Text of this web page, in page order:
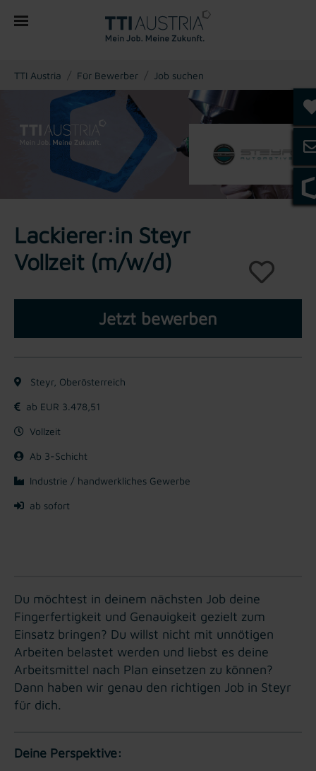
You are here:
TTI Austria Für Bewerber Job suchen
Lackierer:in Steyr
Vollzeit (m/w/d)
Jetzt bewerben
Steyr, Oberösterreich
ab EUR 3.478,51
Vollzeit
Ab 3-Schicht
Industrie / handwerkliches Gewerbe
ab sofort
Du möchtest in deinem nächsten Job deine
Fingerfertigkeit und Genauigkeit gezielt zum
Einsatz bringen? Du willst nicht mit unnötigen
Arbeiten belastet werden und liebst es deine
Arbeitsmittel nach Plan einsetzen zu können?
Dann haben wir genau den richtigen Job in Steyr
für dich.
Deine Perspektive: